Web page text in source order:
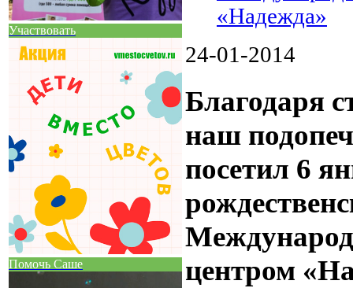
Участвовать
Помочь Саше
«Надежда»
24-01-2014
Благодаря
наш
посетил 6
центром